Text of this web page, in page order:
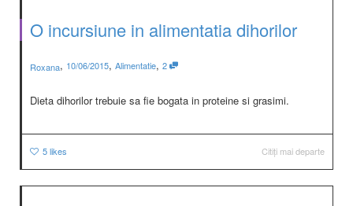
O incursiune in alimentatia dihorilor
Roxana, 10/06/2015, Alimentatie, 2
Dieta dihorilor trebuie sa fie bogata in proteine si grasimi.
5likes Citiți mai departe